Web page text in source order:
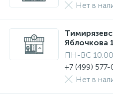
Нет в
Яблочкова
ПН-ВС
+7 (499)
Нет в